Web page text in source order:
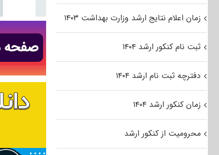
زمان اعلام نتایج ارشد وزارت بهداشت ۱۴۰۳
ثبت نام کنکور ارشد ۱۴۰۴
دفترچه ثبت نام ارشد ۱۴۰۴
زمان کنکور ارشد ۱۴۰۴
محرومیت از کنکور ارشد